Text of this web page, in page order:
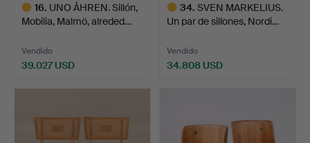
16. UNO ÅHREN. Sillón,
Mobilia, Malmö, alreded…
Vendido
39.027 USD
34. SVEN MARKELIUS.
Un par de sillones, Nordi…
Vendido
34.808 USD